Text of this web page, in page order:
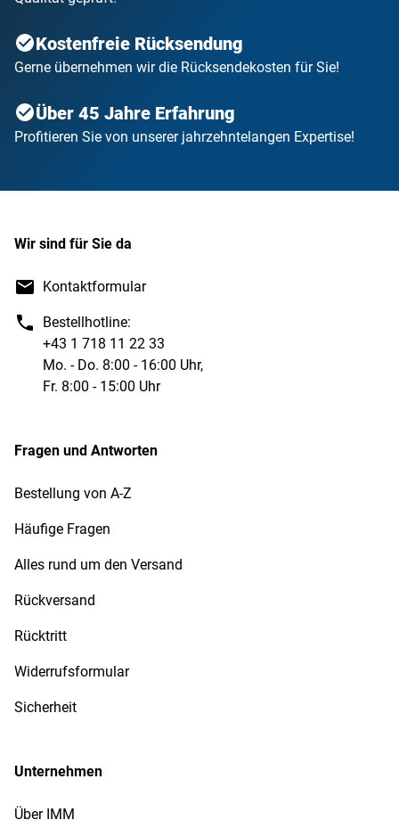
Kostenfreie Rücksendung
Gerne übernehmen wir die Rücksendekosten für Sie!
Über 45 Jahre Erfahrung
Profitieren Sie von unserer jahrzehntelangen Expertise!
Wir sind für Sie da
Kontaktformular
Bestellhotline:
+43 1 718 11 22 33
Mo. - Do. 8:00 - 16:00 Uhr,
Fr. 8:00 - 15:00 Uhr
Fragen und Antworten
Bestellung von A-Z
Häufige Fragen
Alles rund um den Versand
Rückversand
Rücktritt
Widerrufsformular
Sicherheit
Unternehmen
Über IMM